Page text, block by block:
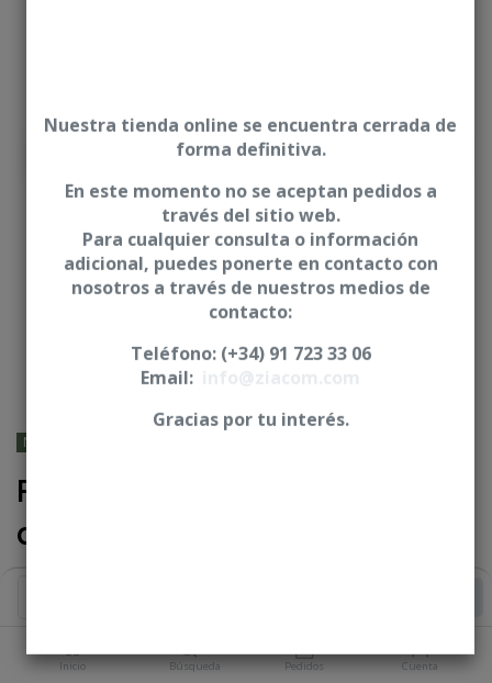
Inicio Búsqueda Pedidos Cuenta
NOBEL BIOCARE® - Branemark
Pilar angulado 25°
anatómico - CNO
Nuestra tienda online se encuentra cerrada de
forma definitiva.
En este momento no se aceptan pedidos a
través del sitio web.
Para cualquier consulta o información
adicional, puedes ponerte en contacto con
nosotros a través de nuestros medios de
contacto:
Teléfono: (+34) 91 723 33 06
Email:
Gracias por tu interés.